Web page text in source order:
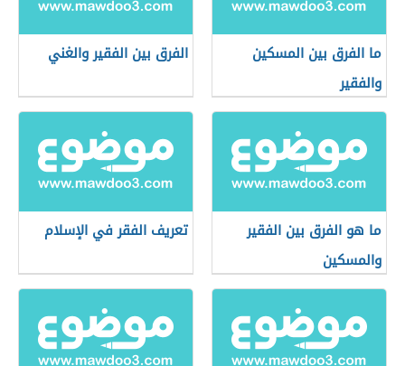
ما الفرق بين المسكين
والفقير
الفرق بين الفقير والغني
ما هو الفرق بين الفقير
والمسكين
تعريف الفقر في الإسلام